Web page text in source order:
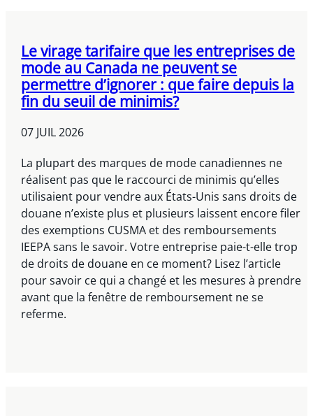
Le virage tarifaire que les entreprises de
mode au Canada ne peuvent se
permettre d’ignorer : que faire depuis la
fin du seuil de minimis?
07 JUIL 2026
La plupart des marques de mode canadiennes ne
réalisent pas que le raccourci de minimis qu’elles
utilisaient pour vendre aux États-Unis sans droits de
douane n’existe plus et plusieurs laissent encore filer
des exemptions CUSMA et des remboursements
IEEPA sans le savoir. Votre entreprise paie-t-elle trop
de droits de douane en ce moment? Lisez l’article
pour savoir ce qui a changé et les mesures à prendre
avant que la fenêtre de remboursement ne se
referme.